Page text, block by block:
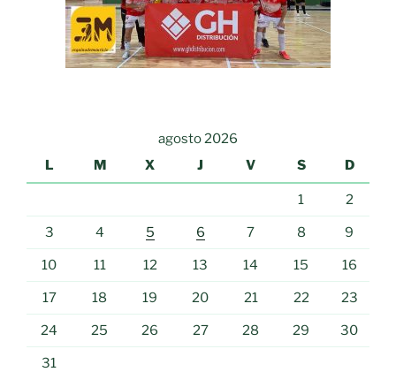
agosto 2026
L
M X J V S D
1 2
3 4 5 6 7 8 9
10 11 12 13 14 15 16
17 18 19 20 21 22 23
24 25 26 27 28 29 30
31